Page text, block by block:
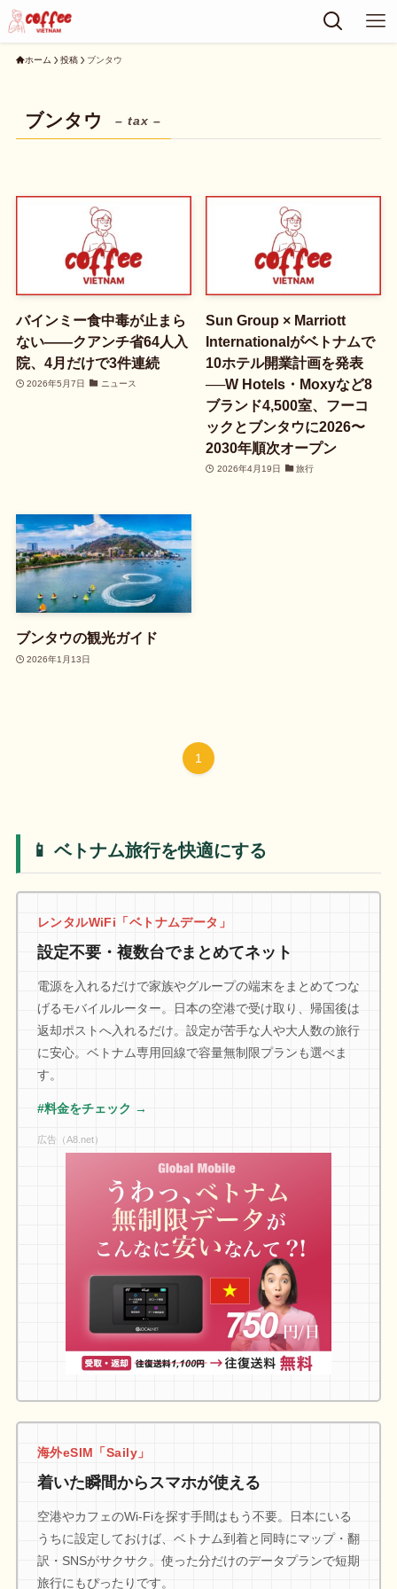
ホーム 投稿 ブンタウ
ブンタウ – tax –
バインミー食中毒が止まら
ない——クアンチ省64人入
院、4月だけで3件連続
2026年5月7日 ニュース
Sun Group × Marriott
Internationalがベトナムで
10ホテル開業計画を発表
──W Hotels・Moxyなど8
ブランド4,500室、フーコ
ックとブンタウに2026〜
2030年順次オープン
2026年4月19日 旅行
ブンタウの観光ガイド
2026年1月13日
1
📱 ベトナム旅行を快適にする
レンタルWiFi「ベトナムデータ」
設定不要・複数台でまとめてネット
電源を入れるだけで家族やグループの端末をまとめてつな
げるモバイルルーター。日本の空港で受け取り、帰国後は
返却ポストへ入れるだけ。設定が苦手な人や大人数の旅行
に安心。ベトナム専用回線で容量無制限プランも選べま
す。
#料金をチェック →
広告（A8.net）
海外eSIM「Saily」
着いた瞬間からスマホが使える
空港やカフェのWi-Fiを探す手間はもう不要。日本にいる
うちに設定しておけば、ベトナム到着と同時にマップ・翻
訳・SNSがサクサク。使った分だけのデータプランで短期
旅行にもぴったりです。